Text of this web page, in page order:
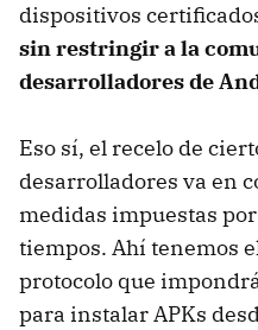
dispositivos
sin restringir a la
desarrolladores de
Eso sí, el recelo de
desarrolladores va en
medidas impuestas
tiempos. Ahí tenemos
protocolo que
para instalar APKs